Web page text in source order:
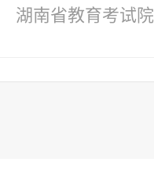
湖南省教育考试院